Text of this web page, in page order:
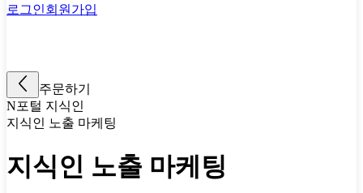
로그인회원가입
주문하기
N포털 지식인
지식인 노출 마케팅
지식인 노출 마케팅